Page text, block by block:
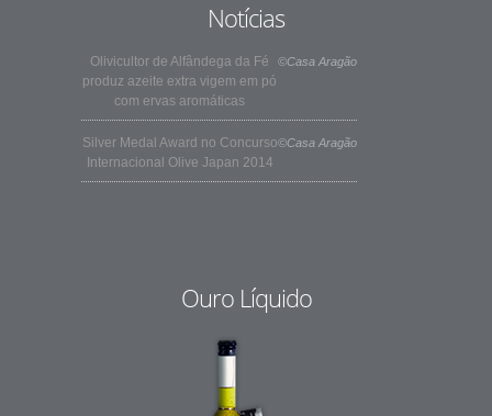
Notícias
Olivicultor de Alfândega da Fé
produz azeite extra vigem em pó
com ervas aromáticas
©Casa Aragão
Silver Medal Award no Concurso
Internacional Olive Japan 2014
©Casa Aragão
Ouro Líquido